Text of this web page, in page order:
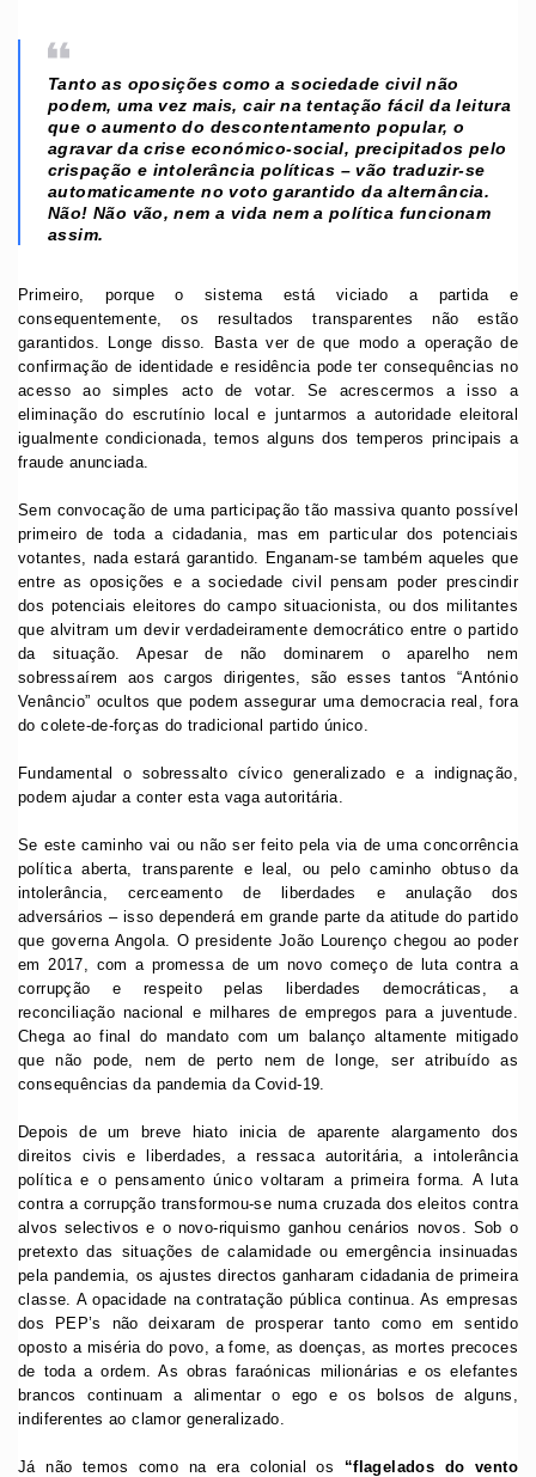
Tanto as oposições como a sociedade civil não
podem, uma vez mais, cair na tentação fácil da leitura
que o aumento do descontentamento popular, o
agravar da crise económico-social, precipitados pelo
crispação e intolerância políticas – vão traduzir-se
automaticamente no voto garantido da alternância.
Não! Não vão, nem a vida nem a política funcionam
assim.
Primeiro, porque o sistema está viciado a partida e
consequentemente, os resultados transparentes não estão
garantidos. Longe disso. Basta ver de que modo a operação de
confirmação de identidade e residência pode ter consequências no
acesso ao simples acto de votar. Se acrescermos a isso a
eliminação do escrutínio local e juntarmos a autoridade eleitoral
igualmente condicionada, temos alguns dos temperos principais a
fraude anunciada.
Sem convocação de uma participação tão massiva quanto possível
primeiro de toda a cidadania, mas em particular dos potenciais
votantes, nada estará garantido. Enganam-se também aqueles que
entre as oposições e a sociedade civil pensam poder prescindir
dos potenciais eleitores do campo situacionista, ou dos militantes
que alvitram um devir verdadeiramente democrático entre o partido
da situação. Apesar de não dominarem o aparelho nem
sobressaírem aos cargos dirigentes, são esses tantos “António
Venâncio” ocultos que podem assegurar uma democracia real, fora
do colete-de-forças do tradicional partido único.
Fundamental o sobressalto cívico generalizado e a indignação,
podem ajudar a conter esta vaga autoritária.
Se este caminho vai ou não ser feito pela via de uma concorrência
política aberta, transparente e leal, ou pelo caminho obtuso da
intolerância, cerceamento de liberdades e anulação dos
adversários – isso dependerá em grande parte da atitude do partido
que governa Angola. O presidente João Lourenço chegou ao poder
em 2017, com a promessa de um novo começo de luta contra a
corrupção e respeito pelas liberdades democráticas, a
reconciliação nacional e milhares de empregos para a juventude.
Chega ao final do mandato com um balanço altamente mitigado
que não pode, nem de perto nem de longe, ser atribuído as
consequências da pandemia da Covid-19.
Depois de um breve hiato inicia de aparente alargamento dos
direitos civis e liberdades, a ressaca autoritária, a intolerância
política e o pensamento único voltaram a primeira forma. A luta
contra a corrupção transformou-se numa cruzada dos eleitos contra
alvos selectivos e o novo-riquismo ganhou cenários novos. Sob o
pretexto das situações de calamidade ou emergência insinuadas
pela pandemia, os ajustes directos ganharam cidadania de primeira
classe. A opacidade na contratação pública continua. As empresas
dos PEP’s não deixaram de prosperar tanto como em sentido
oposto a miséria do povo, a fome, as doenças, as mortes precoces
de toda a ordem. As obras faraónicas milionárias e os elefantes
brancos continuam a alimentar o ego e os bolsos de alguns,
indiferentes ao clamor generalizado.
Já não temos como na era colonial os “flagelados do vento